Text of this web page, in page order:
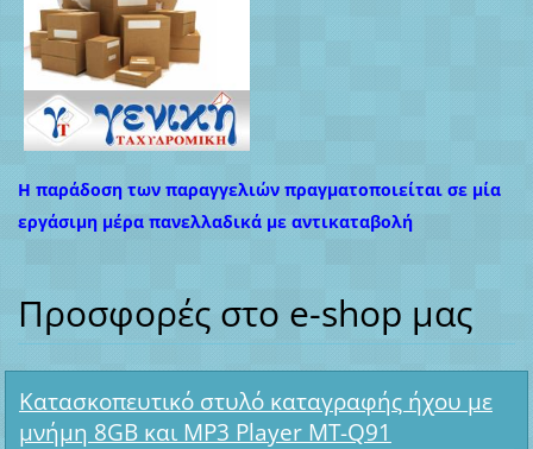
Η παράδοση των παραγγελιών πραγματοποιείται σε μία
εργάσιμη μέρα πανελλαδικά με αντικαταβολή
Προσφορές στο e-shop μας
Κατασκοπευτικό στυλό καταγραφής ήχου με
μνήμη 8GB και MP3 Player MT-Q91